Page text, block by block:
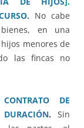
No cabe
en una
menores de
las fincas no
DE
. Sin